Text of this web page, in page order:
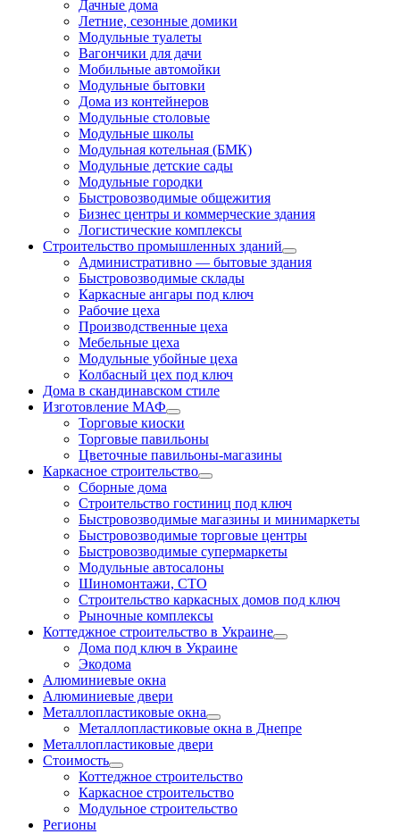
Дачные дома
Летние, сезонные домики
Модульные туалеты
Вагончики для дачи
Мобильные автомойки
Модульные бытовки
Дома из контейнеров
Модульные столовые
Модульные школы
Модульная котельная (БМК)
Модульные детские сады
Модульные городки
Быстровозводимые общежития
Бизнес центры и коммерческие здания
Логистические комплексы
Строительство промышленных зданий
Административно — бытовые здания
Быстровозводимые склады
Каркасные ангары под ключ
Рабочие цеха
Производственные цеха
Мебельные цеха
Модульные убойные цеха
Колбасный цех под ключ
Дома в скандинавском стиле
Изготовление МАФ
Торговые киоски
Торговые павильоны
Цветочные павильоны-магазины
Каркасное строительство
Сборные дома
Строительство гостиниц под ключ
Быстровозводимые магазины и минимаркеты
Быстровозводимые торговые центры
Быстровозводимые супермаркеты
Модульные автосалоны
Шиномонтажи, СТО
Строительство каркасных домов под ключ
Рыночные комплексы
Коттеджное строительство в Украине
Дома под ключ в Украине
Экодома
Алюминиевые окна
Алюминиевые двери
Металлопластиковые окна
Металлопластиковые окна в Днепре
Металлопластиковые двери
Стоимость
Коттеджное строительство
Каркасное строительство
Модульное строительство
Регионы